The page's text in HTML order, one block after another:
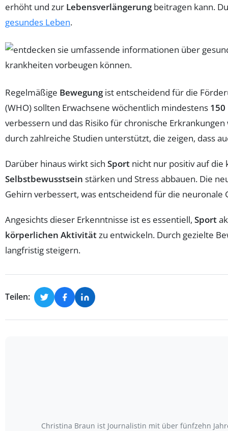
erhöht und zur Lebensverlängerungbeitragen kann.
gesundes Leben.
Regelmäßige Bewegungist entscheidend für die
(WHO) sollten Erwachsene wöchentlich mindestens
verbessern und das Risiko für chronische
durch zahlreiche Studien unterstützt, die zeigen, dass
Darüber hinaus wirkt sich Sport nicht nur positiv auf
Selbstbewusstsein stärken und Stress abbauen. Die
Gehirn verbessert, was entscheidend für die neuronale
Angesichts dieser Erkenntnisse ist es essentiell, Sport
körperlichen Aktivitätzu entwickeln. Durch gezielte
langfristig steigern.
Teilen:
Christina Braun ist Journalistin mit über fünfzehn